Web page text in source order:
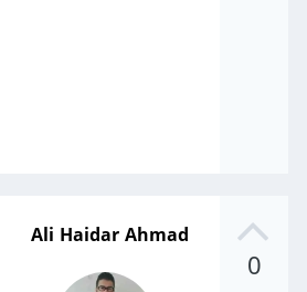
0
Ali Haidar Ahmad